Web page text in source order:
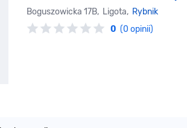
Boguszowicka 17B, Ligota, Rybnik
0 (0 opinii)